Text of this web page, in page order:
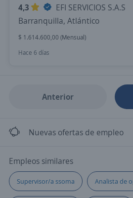
4,3
EFI SERVICIOS S.A.S
Barranquilla, Atlántico
$ 1.614.600,00 (Mensual)
Hace 6 días
Anterior
Nuevas ofertas de empleo
Empleos similares
Supervisor/a ssoma Analista de